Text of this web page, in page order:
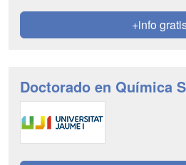
+info
Doctorado en Química